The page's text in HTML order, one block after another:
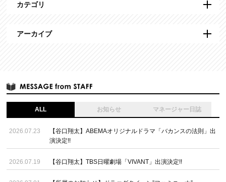
カテゴリ
アーカイブ
ALL お知らせ マネージャー日誌
2026.07.23
【谷口翔太】ABEMAオリジナルドラマ「バカンスの法則」出
演決定!!
2026.07.19 【谷口翔太】TBS日曜劇場「VIVANT」出演決定!!